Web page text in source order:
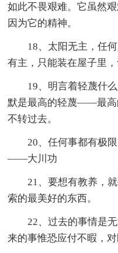
如此不畏艰难。它虽然
因为它的精神。
18、太阳无主，任
有主，只能装在屋子里，
19、明言着轻蔑什
默是最高的轻蔑——最高
不转过去。
20、任何事都有极
——大川功
21、要想有教养，
索的最美好的东西。
22、过去的事情是
来的事惟恐应付不暇，